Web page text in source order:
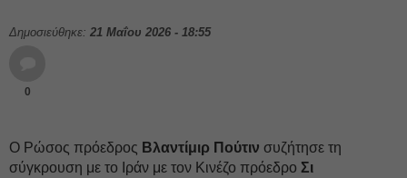
Δημοσιεύθηκε: 21 Μαΐου 2026 - 18:55
0
Ο Ρώσος πρόεδρος Βλαντίμιρ Πούτιν συζήτησε τη
σύγκρουση με το Ιράν με τον Κινέζο πρόεδρο Σι